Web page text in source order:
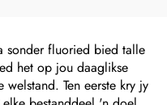
sonder fluoried bied talle
het op jou daaglikse
Ten eerste kry jy